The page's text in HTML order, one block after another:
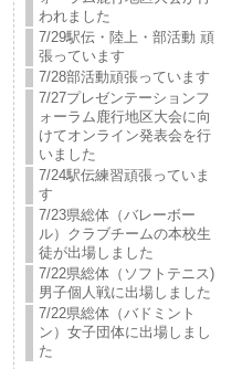
われました
7/29駅伝・陸上・部活動 頑
張っています
7/28部活動頑張っています
7/27プレゼンテーションフ
ォーラム鹿行地区大会に向
けてオンライン発表会を行
いました
7/24駅伝練習頑張っていま
す
7/23県総体（バレーボー
ル）クラブチームの本校生
徒が出場しました
7/22県総体（ソフトテニス)
男子個人戦に出場しました
7/22県総体（バドミント
ン）女子団体に出場しまし
た